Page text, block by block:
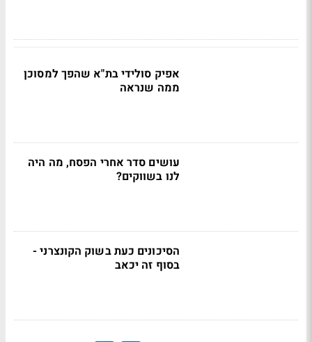
אפיק סולידי בת"א שהפך למסוכן
ממה שנראה
עושים סדר אחרי הפסח, מה היה
לנו בשווקים?
הסיכונים כעת בשוק הקונצרני -
בסוף זה יכאב